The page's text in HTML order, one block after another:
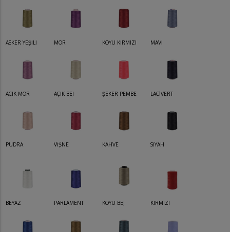
ASKER YEŞİLİ MOR KOYU KIRMIZI MAVİ
AÇIK MOR AÇIK BEJ ŞEKER PEMBE LACİVERT
PUDRA VİŞNE KAHVE SİYAH
BEYAZ PARLAMENT KOYU BEJ KIRMIZI